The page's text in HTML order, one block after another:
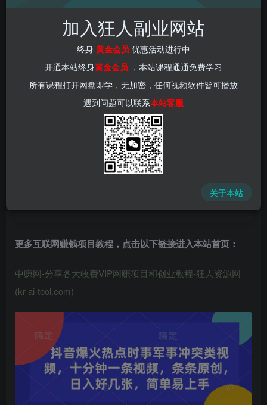
更多互联网赚钱项目教程，点击以下链接进入本站首页 ：
中赚网-分享各大收费VIP网赚项目和创业教程-狂人资源网
(kr-ai-tool.com)
加入狂人副业网站
终身 黄金会员 优惠活动进行中
开通本站终身黄金会员 ，本站课程通通免费学习
所有课程打开网盘即学，无加密，任何视频软件皆可播放
遇到问题可以联系本站客服
关于本站